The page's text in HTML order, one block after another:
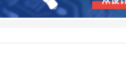
起;当传感器处于待机或故障状态